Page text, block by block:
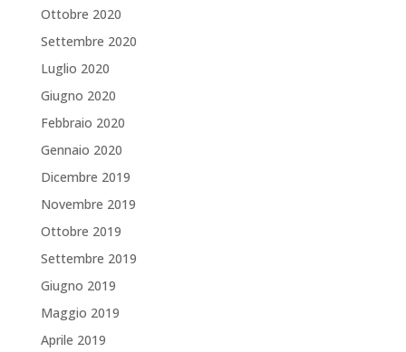
Ottobre 2020
Settembre 2020
Luglio 2020
Giugno 2020
Febbraio 2020
Gennaio 2020
Dicembre 2019
Novembre 2019
Ottobre 2019
Settembre 2019
Giugno 2019
Maggio 2019
Aprile 2019